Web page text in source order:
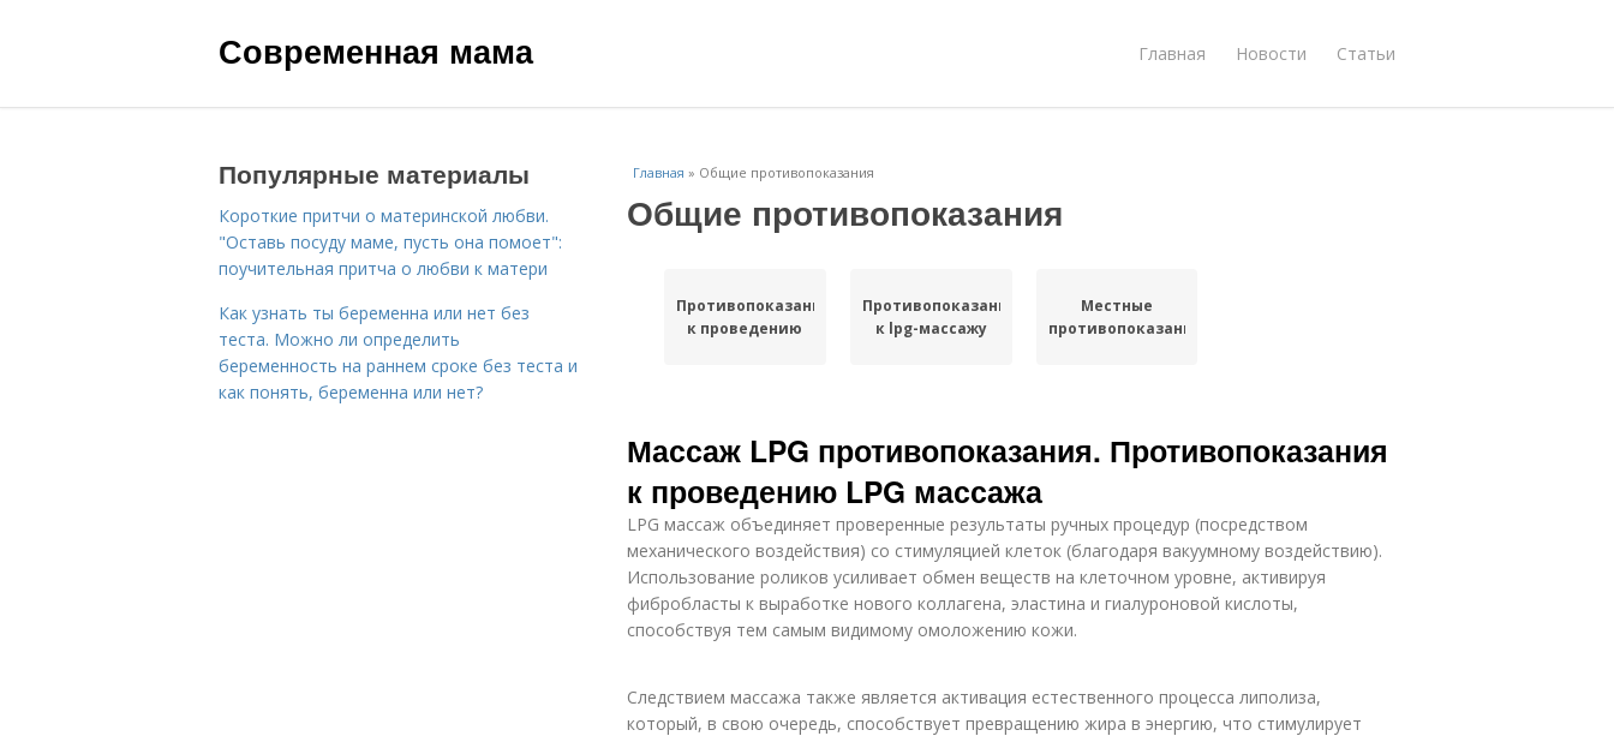
Современная мама Главная Новости Статьи
Главная » Общие противопоказания
Общие противопоказания
Противопоказания
к проведению
Противопоказания
к lpg-массажу
Местные
противопоказания
Массаж LPG противопоказания. Противопоказания
к проведению LPG массажа
LPG массаж объединяет проверенные результаты ручных процедур (посредством
механического воздействия) со стимуляцией клеток (благодаря вакуумному воздействию).
Использование роликов усиливает обмен веществ на клеточном уровне, активируя
фибробласты к выработке нового коллагена, эластина и гиалуроновой кислоты,
способствуя тем самым видимому омоложению кожи.
Следствием массажа также является активация естественного процесса липолиза,
который, в свою очередь, способствует превращению жира в энергию, что стимулирует
Популярные материалы
Короткие притчи о материнской любви.
"Оставь посуду маме, пусть она помоет":
поучительная притча о любви к матери
Как узнать ты беременна или нет без
теста. Можно ли определить
беременность на раннем сроке без теста и
как понять, беременна или нет?